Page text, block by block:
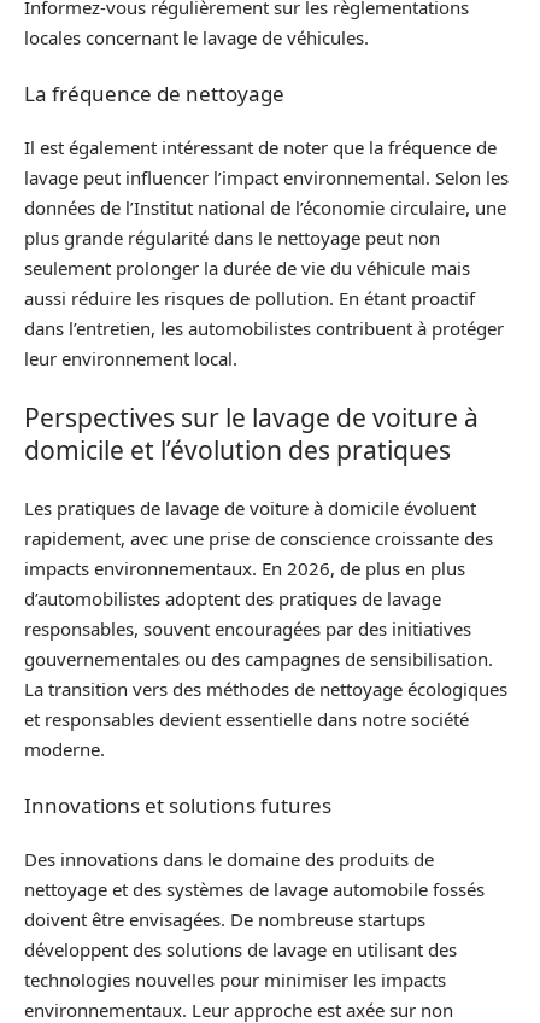
Informez-vous régulièrement sur les règlementations
locales concernant le lavage de véhicules.
La fréquence de nettoyage
Il est également intéressant de noter que la fréquence de
lavage peut influencer l’impact environnemental. Selon les
données de l’Institut national de l’économie circulaire, une
plus grande régularité dans le nettoyage peut non
seulement prolonger la durée de vie du véhicule mais
aussi réduire les risques de pollution. En étant proactif
dans l’entretien, les automobilistes contribuent à protéger
leur environnement local.
Perspectives sur le lavage de voiture à
domicile et l’évolution des pratiques
Les pratiques de lavage de voiture à domicile évoluent
rapidement, avec une prise de conscience croissante des
impacts environnementaux. En 2026, de plus en plus
d’automobilistes adoptent des pratiques de lavage
responsables, souvent encouragées par des initiatives
gouvernementales ou des campagnes de sensibilisation.
La transition vers des méthodes de nettoyage écologiques
et responsables devient essentielle dans notre société
moderne.
Innovations et solutions futures
Des innovations dans le domaine des produits de
nettoyage et des systèmes de lavage automobile fossés
doivent être envisagées. De nombreuse startups
développent des solutions de lavage en utilisant des
technologies nouvelles pour minimiser les impacts
environnementaux. Leur approche est axée sur non